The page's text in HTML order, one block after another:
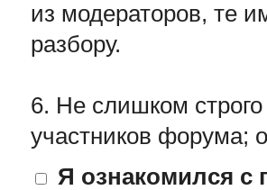
из модераторов, те
разбору.
6. Не слишком строго
участников форума;
Я ознакомился с